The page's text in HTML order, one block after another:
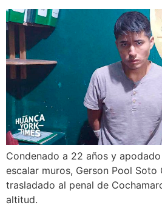
Condenado a 22 años y
escalar muros, Gerson Pool Soto
trasladado al penal de
altitud.